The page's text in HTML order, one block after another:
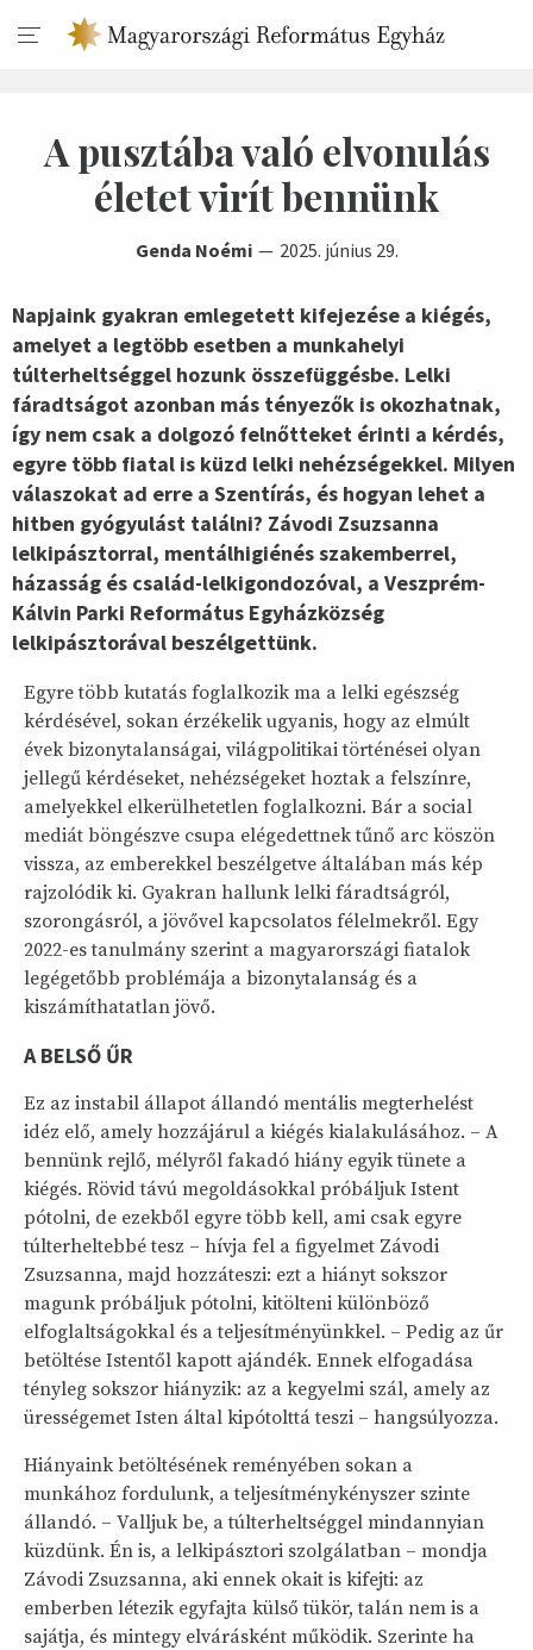
A pusztába való elvonulás
életet virít bennünk
Genda Noémi 2025. június 29.
Napjaink gyakran emlegetett kifejezése a kiégés,
amelyet a legtöbb esetben a munkahelyi
túlterheltséggel hozunk összefüggésbe. Lelki
fáradtságot azonban más tényezők is okozhatnak,
így nem csak a dolgozó felnőtteket érinti a kérdés,
egyre több fiatal is küzd lelki nehézségekkel. Milyen
válaszokat ad erre a Szentírás, és hogyan lehet a
hitben gyógyulást találni? Závodi Zsuzsanna
lelkipásztorral, mentálhigiénés szakemberrel,
házasság és család-lelkigondozóval, a Veszprém-
Kálvin Parki Református Egyházközség
lelkipásztorával beszélgettünk.
Egyre több kutatás foglalkozik ma a lelki egészség
kérdésével, sokan érzékelik ugyanis, hogy az elmúlt
évek bizonytalanságai, világpolitikai történései olyan
jellegű kérdéseket, nehézségeket hoztak a felszínre,
amelyekkel elkerülhetetlen foglalkozni. Bár a social
mediát böngészve csupa elégedettnek tűnő arc köszön
vissza, az emberekkel beszélgetve általában más kép
rajzolódik ki. Gyakran hallunk lelki fáradtságról,
szorongásról, a jövővel kapcsolatos félelmekről. Egy
2022-es tanulmány szerint a magyarországi fiatalok
legégetőbb problémája a bizonytalanság és a
kiszámíthatatlan jövő.
A BELSŐ ŰR
Ez az instabil állapot állandó mentális megterhelést
idéz elő, amely hozzájárul a kiégés kialakulásához. – A
bennünk rejlő, mélyről fakadó hiány egyik tünete a
kiégés. Rövid távú megoldásokkal próbáljuk Istent
pótolni, de ezekből egyre több kell, ami csak egyre
túlterheltebbé tesz – hívja fel a figyelmet Závodi
Zsuzsanna, majd hozzáteszi: ezt a hiányt sokszor
magunk próbáljuk pótolni, kitölteni különböző
elfoglaltságokkal és a teljesítményünkkel. – Pedig az űr
betöltése Istentől kapott ajándék. Ennek elfogadása
tényleg sokszor hiányzik: az a kegyelmi szál, amely az
ürességemet Isten által kipótolttá teszi – hangsúlyozza.
Hiányaink betöltésének reményében sokan a
munkához fordulunk, a teljesítménykényszer szinte
állandó. – Valljuk be, a túlterheltséggel mindannyian
küzdünk. Én is, a lelkipásztori szolgálatban – mondja
Závodi Zsuzsanna, aki ennek okait is kifejti: az
emberben létezik egyfajta külső tükör, talán nem is a
sajátja, és mintegy elvárásként működik. Szerinte ha